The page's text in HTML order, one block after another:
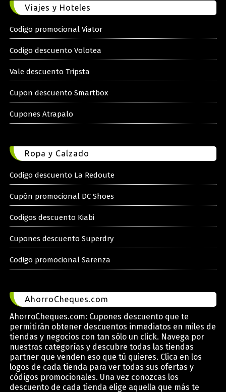
Viajes y Hoteles
Codigo promocional Viator
Codigo descuento Volotea
Vale descuento Tripsta
Cupon descuento Smartbox
Cupones Atrapalo
Ropa y Calzado
Codigo descuento La Redoute
Cupón promocional DC Shoes
Codigos descuento Kiabi
Cupones descuento Superdry
Codigo promocional Sarenza
AhorroCheques.com
AhorroCheques.com: Cupones descuento que te
permitirán obtener descuentos inmediatos en miles de
tiendas y negocios con tan sólo un click. Navega por
nuestras categorías y descubre todas las tiendas
partner que venden eso que tú quieres. Clica en los
logos de cada tienda para ver todas sus ofertas y
códigos promocionales. Una vez conozcas los
descuento de cada tienda elige aquella que más te